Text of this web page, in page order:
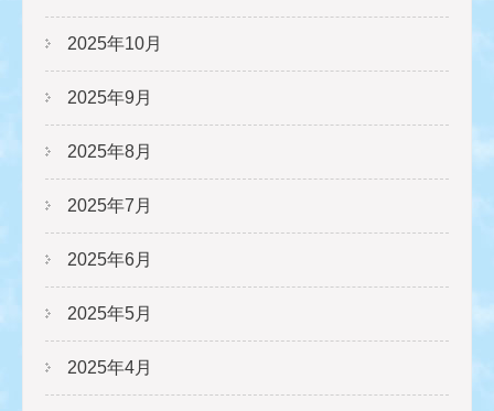
2025年10月
2025年9月
2025年8月
2025年7月
2025年6月
2025年5月
2025年4月